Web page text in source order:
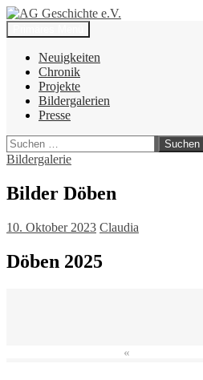
Zum
Inhalt
springen
AG Geschichte e.V.
Suchen
Neuigkeiten
Chronik
Projekte
Bildergalerien
Presse
Suchen
nach:
Bildergalerie
Bilder Döben
10. Oktober 2023 Claudia
Döben 2025
«